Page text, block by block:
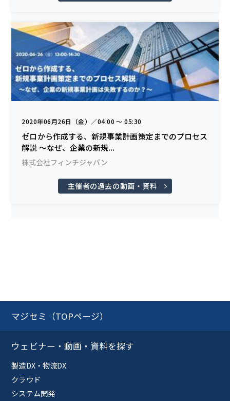
2020年06月26日（金）／04:00 〜 05:30
ゼロから作成する、新規事業計画策定までのプロセス
解説 ～なぜ、企業の新規...
株式会社フィンチジャパン
主催者の過去の動画・資料
マジセミ（TOPページ）
ウェビナー・動画・資料を探す
製造DX・物流DX
クラウド
システム開発